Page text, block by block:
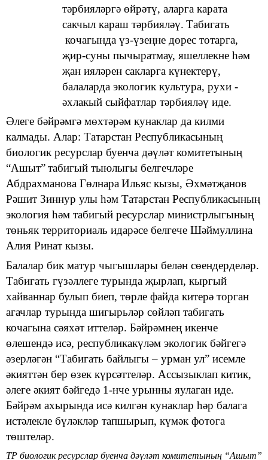
тәрбияләргә өйрәтү, аларга карата
сакчыл караш тәрбияләү. Табигать
кочагында үз-үзеңне дөрес тотарга,
җир-суны пычыратмау, яшеллекне һәм
җан ияләрен сакларга күнектерү,
балаларда экологик культура, рухи -
әхлакый сыйфатлар тәрбияләү иде.
Әлеге бәйрәмгә мөхтәрәм кунаклар да килми
калмады. Алар: Татарстан Республикасының
биологик ресурслар буенча дәүләт комитетының
“Ашыт”табигый тыюлыгы белгечләре
Абдрахманова ГөлнараИльяс кызы, Әхмәтҗанов
Рәшит Зиннур улы һәм Татарстан Республикасының
экология һәм табигый ресурслар министрлыгының
төньяк территориаль идарәсе белгече Шәймуллина
Алия Ринат кызы.
Балалар бик матур чыгышлары белән сөендерделәр.
Табигать гүзәллеге турында җырлап, кыргый
хайваннар булып биеп, төрле файда китерә торган
агачлар турында шигырьләр сөйләп табигать
кочагына сәяхәт иттеләр. Бәйрәмнең икенче
өлешендә исә, республикакүләм экологик бәйгегә
әзерләгән “Табигать байлыгы – урман ул” исемле
әкияттән бер өзек күрсәттеләр. Ассызыклап китик,
әлеге әкият бәйгедә 1-нче урынны яулаган иде.
Бәйрәм ахырында исә килгән кунаклар һәр балага
истәлекле бүләкләр тапшырып, күмәк фотога
төштеләр.
ТР биологик ресурслар буенча дәүләт комитетының “Ашыт”